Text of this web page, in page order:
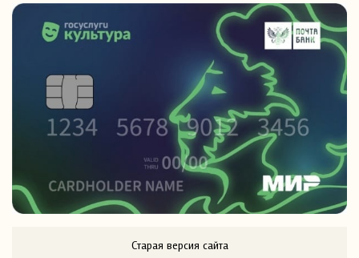
Старая версия сайта